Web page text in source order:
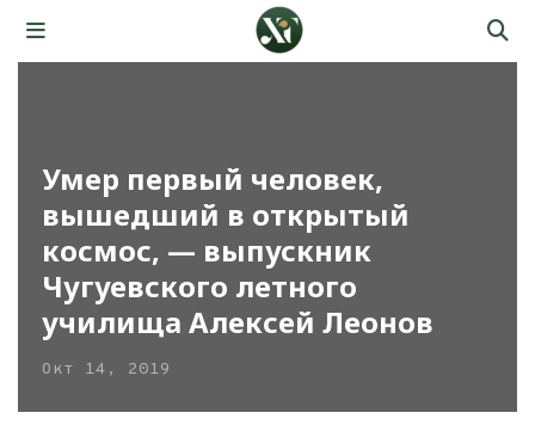
Умер первый человек,
вышедший в открытый
космос, — выпускник
Чугуевского летного
училища Алексей Леонов
Окт 14, 2019